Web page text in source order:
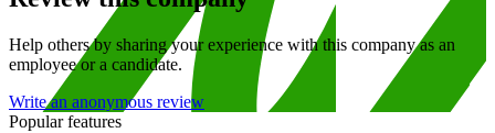
Help others by sharing your experience with this company as an
employee or a candidate.
Write an anonymous review
Popular features